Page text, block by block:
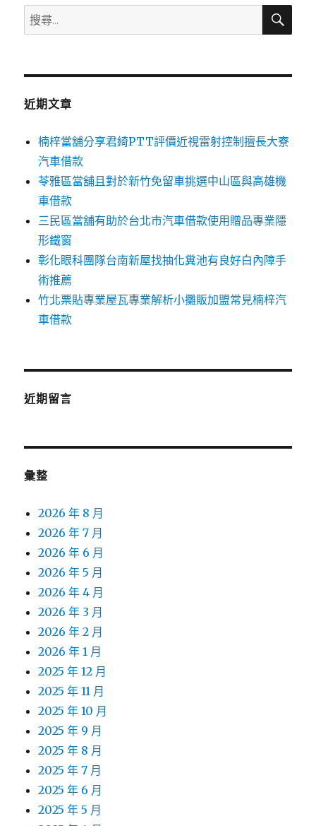
搜
尋
鍵
搜
近期文章
楠梓當舖分享君綺PTT評價近視雷射控制擅長大寮
汽車借款
苓雅區當舖且對於新竹免留車挑選中山區與高雄機
車借款
三民區當舖有助於台北市汽車借款使用贈品專業隱
形鐵窗
彰化眼科團隊台南新屋找抽化糞池有良好白內障手
術推薦
竹北票貼專業屋瓦專業解析小攤販加盟常見楠梓汽
車借款
近期留言
彙整
2026 年 8 月
2026 年 7 月
2026 年 6 月
2026 年 5 月
2026 年 4 月
2026 年 3 月
2026 年 2 月
2026 年 1 月
2025 年 12 月
2025 年 11 月
2025 年 10 月
2025 年 9 月
2025 年 8 月
2025 年 7 月
2025 年 6 月
2025 年 5 月